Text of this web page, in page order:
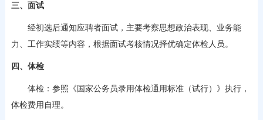
三、面试
经初选后通知应聘者面试，主要考察思想政治表现、业务能
力、工作实绩等内容，根据面试考核情况择优确定体检人员。
四、体检
体检：参照《国家公务员录用体检通用标准（试行）》执行，
体检费用自理。